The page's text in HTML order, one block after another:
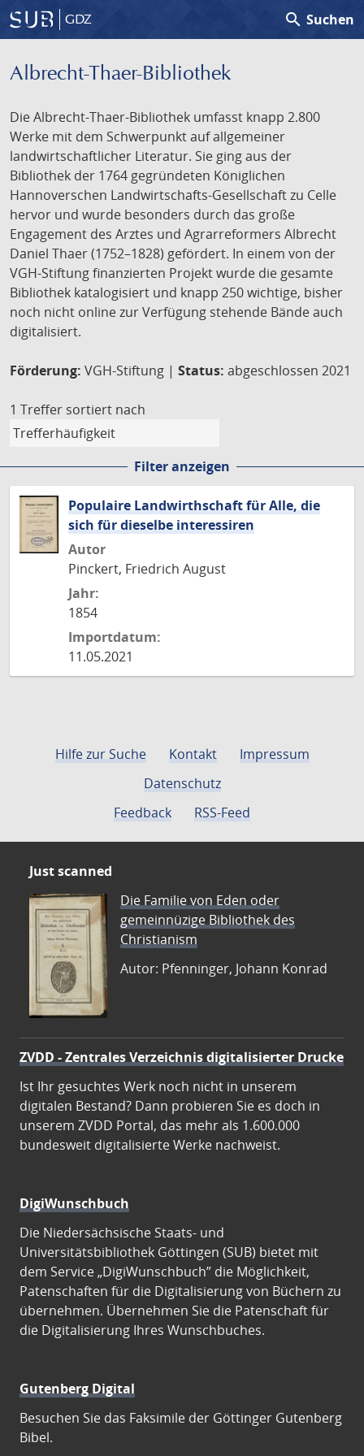
GDZ search Suchen
Albrecht-Thaer-Bibliothek
Die Albrecht-Thaer-Bibliothek umfasst knapp 2.800
Werke mit dem Schwerpunkt auf allgemeiner
landwirtschaftlicher Literatur. Sie ging aus der
Bibliothek der 1764 gegründeten Königlichen
Hannoverschen Landwirtschafts-Gesellschaft zu Celle
hervor und wurde besonders durch das große
Engagement des Arztes und Agrarreformers Albrecht
Daniel Thaer (1752–1828) gefördert. In einem von der
VGH-Stiftung finanzierten Projekt wurde die gesamte
Bibliothek katalogisiert und knapp 250 wichtige, bisher
noch nicht online zur Verfügung stehende Bände auch
digitalisiert.
Förderung: VGH-Stiftung | Status: abgeschlossen 2021
1 Treffer sortiert nach
Filter anzeigen
Populaire Landwirthschaft für Alle, die
sich für dieselbe interessiren
Autor
Pinckert, Friedrich August
Jahr:
1854
Importdatum:
11.05.2021
Hilfe zur Suche Kontakt
Impressum
Datenschutz
Feedback
RSS-Feed
Just scanned
Die Familie von Eden oder
gemeinnüzige Bibliothek des
Christianism
Autor: Pfenninger, Johann Konrad
ZVDD - Zentrales Verzeichnis digitalisierter Drucke
Ist Ihr gesuchtes Werk noch nicht in unserem
digitalen Bestand? Dann probieren Sie es doch in
unserem ZVDD Portal, das mehr als 1.600.000
bundesweit digitalisierte Werke nachweist.
DigiWunschbuch
Die Niedersächsische Staats- und
Universitätsbibliothek Göttingen (SUB) bietet mit
dem Service „DigiWunschbuch” die Möglichkeit,
Patenschaften für die Digitalisierung von Büchern zu
übernehmen. Übernehmen Sie die Patenschaft für
die Digitalisierung Ihres Wunschbuches.
Gutenberg Digital
Besuchen Sie das Faksimile der Göttinger Gutenberg
Bibel.